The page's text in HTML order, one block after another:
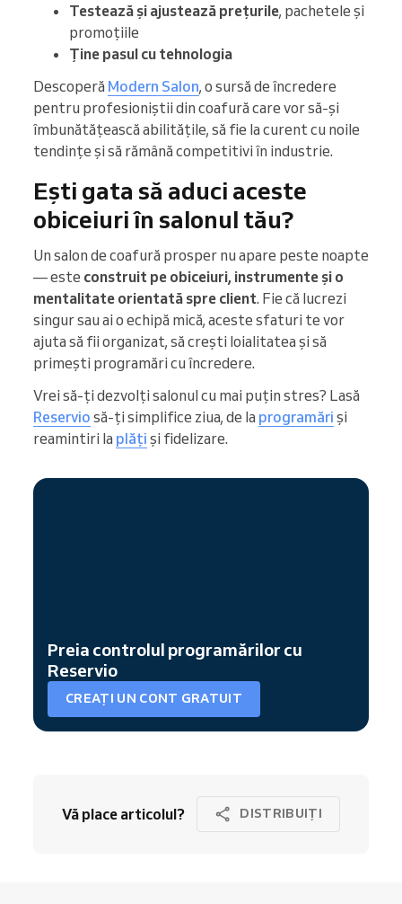
Testează și ajustează prețurile, pachetele și
promoțiile
Ține pasul cu tehnologia
Descoperă Modern Salon, o sursă de încredere
pentru profesioniștii din coafură care vor să-și
îmbunătățească abilitățile, să fie la curent cu noile
tendințe și să rămână competitivi în industrie.
Ești gata să aduci aceste
obiceiuri în salonul tău?
Un salon de coafură prosper nu apare peste noapte
— este construit pe obiceiuri, instrumente și o
mentalitate orientată spre client. Fie că lucrezi
singur sau ai o echipă mică, aceste sfaturi te vor
ajuta să fii organizat, să crești loialitatea și să
primești programări cu încredere.
Vrei să-ți dezvolți salonul cu mai puțin stres? Lasă
Reservio să-ți simplifice ziua, de la programări și
reamintiri la plăți și fidelizare.
Preia controlul programărilor cu
Reservio
CREAȚI UN CONT GRATUIT
Vă place articolul? DISTRIBUIȚI